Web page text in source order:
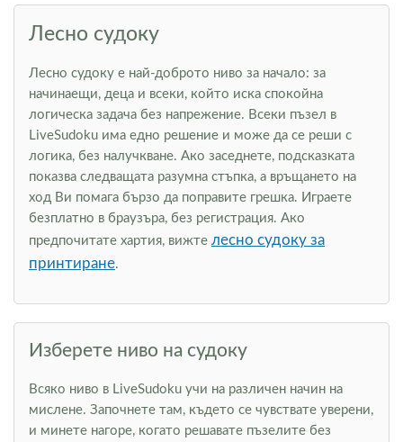
Лесно судоку
Лесно судоку е най-доброто ниво за начало: за
начинаещи, деца и всеки, който иска спокойна
логическа задача без напрежение. Всеки пъзел в
LiveSudoku има едно решение и може да се реши с
логика, без налучкване. Ако заседнете, подсказката
показва следващата разумна стъпка, а връщането на
ход Ви помага бързо да поправите грешка. Играете
безплатно в браузъра, без регистрация. Ако
предпочитате хартия, вижте лесно судоку за
принтиране.
Изберете ниво на судоку
Всяко ниво в LiveSudoku учи на различен начин на
мислене. Започнете там, където се чувствате уверени,
и минете нагоре, когато решавате пъзелите без